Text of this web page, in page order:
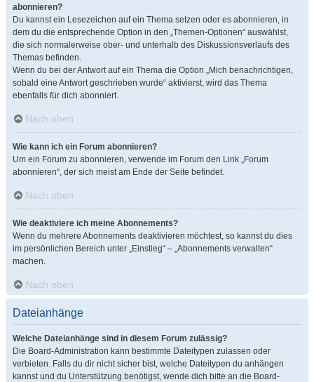
abonnieren?
Du kannst ein Lesezeichen auf ein Thema setzen oder es abonnieren, in
dem du die entsprechende Option in den „Themen-Optionen“ auswählst,
die sich normalerweise ober- und unterhalb des Diskussionsverlaufs des
Themas befinden.
Wenn du bei der Antwort auf ein Thema die Option „Mich benachrichtigen,
sobald eine Antwort geschrieben wurde“ aktivierst, wird das Thema
ebenfalls für dich abonniert.
Nach oben
Wie kann ich ein Forum abonnieren?
Um ein Forum zu abonnieren, verwende im Forum den Link „Forum
abonnieren“, der sich meist am Ende der Seite befindet.
Nach oben
Wie deaktiviere ich meine Abonnements?
Wenn du mehrere Abonnements deaktivieren möchtest, so kannst du dies
im persönlichen Bereich unter „Einstieg“ – „Abonnements verwalten“
machen.
Nach oben
Dateianhänge
Welche Dateianhänge sind in diesem Forum zulässig?
Die Board-Administration kann bestimmte Dateitypen zulassen oder
verbieten. Falls du dir nicht sicher bist, welche Dateitypen du anhängen
kannst und du Unterstützung benötigst, wende dich bitte an die Board-